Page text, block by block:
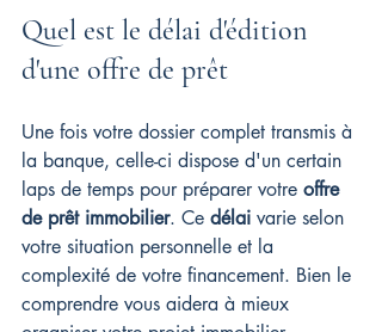
Quel est le délai d'édition
d'une offre de prêt
Une fois votre dossier complet transmis à
la banque, celle-ci dispose d'un certain
laps de temps pour préparer votre offre
de prêt immobilier. Ce délai varie selon
votre situation personnelle et la
complexité de votre financement. Bien le
comprendre vous aidera à mieux